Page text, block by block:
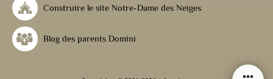
Construire le site Notre-Dame des Neiges
Blog des parents Domini